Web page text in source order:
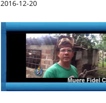
2016-12-20